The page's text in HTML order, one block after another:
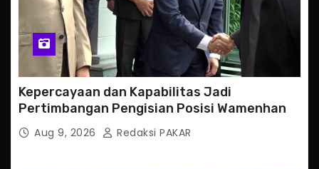
Kepercayaan dan Kapabilitas Jadi
Pertimbangan Pengisian Posisi Wamenhan
Aug 9, 2026 Redaksi PAKAR